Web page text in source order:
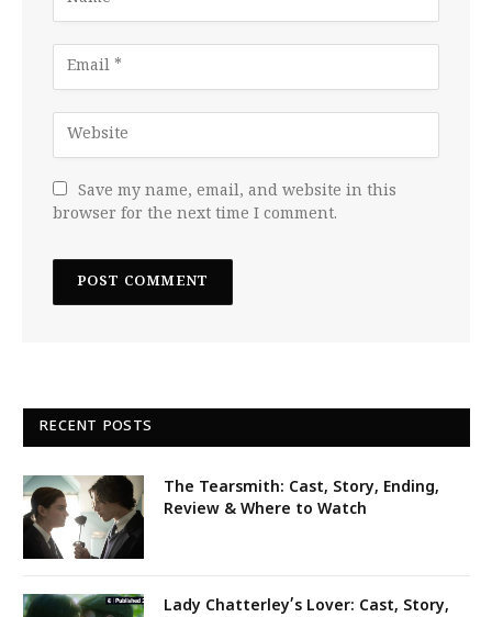
Save my name, email, and website in this
browser for the next time I comment.
RECENT POSTS
The Tearsmith: Cast, Story, Ending,
Review & Where to Watch
Lady Chatterley’s Lover: Cast, Story,